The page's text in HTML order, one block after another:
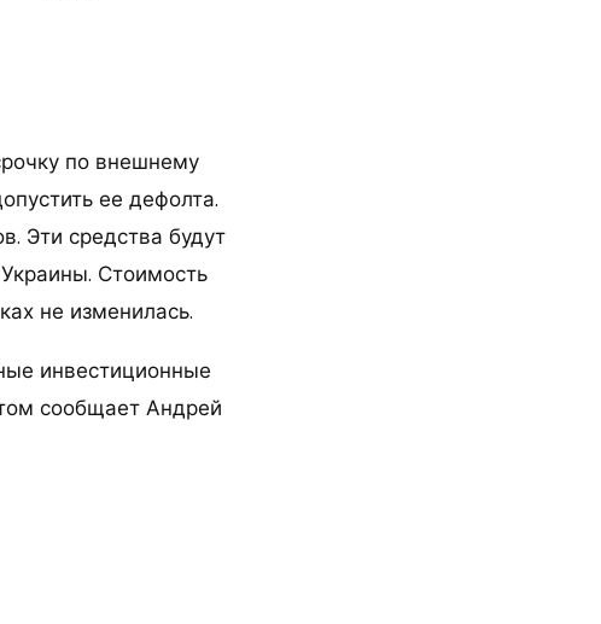
по внешнему
ее дефолта.
Эти средства будут
Стоимость
не изменилась.
инвестиционные
сообщает Андрей